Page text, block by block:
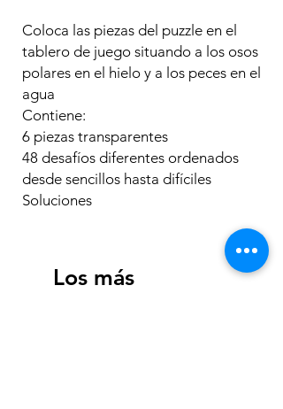
Coloca las piezas del puzzle en el
tablero de juego situando a los osos
polares en el hielo y a los peces en el
agua
Contiene:
6 piezas transparentes
48 desafíos diferentes ordenados
desde sencillos hasta difíciles
Soluciones
Los más